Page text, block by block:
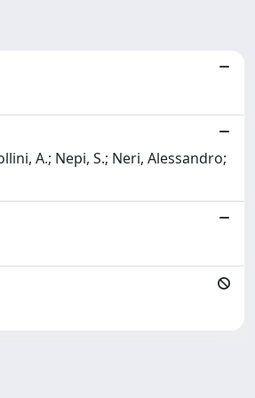
A.; Nepi, S.; Neri, Alessandro;